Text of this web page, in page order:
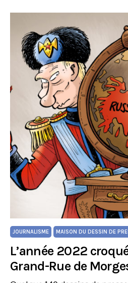
JOURNALISME MAISON DU DESSIN DE
L’année 2022
Grand-Rue de